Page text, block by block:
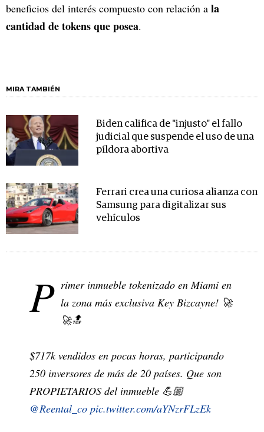
beneficios del interés compuesto con relación a la
cantidad de tokens que posea.
MIRA TAMBIÉN
Biden califica de "injusto" el fallo
judicial que suspende el uso de una
píldora abortiva
Ferrari crea una curiosa alianza con
Samsung para digitalizar sus
vehículos
P rimer inmueble tokenizado en Miami en
la zona más exclusiva Key Bizcayne! 🚀
🚀🔝
$717k vendidos en pocas horas, participando
250 inversores de más de 20 países. Que son
PROPIETARIOS del inmueble 💪🏼
@Reental_co pic.twitter.com/aYNzrFLzEk